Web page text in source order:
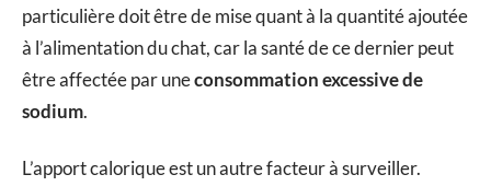
particulière doit être de mise quant à la quantité ajoutée
à l’alimentation du chat, car la santé de ce dernier peut
être affectée par uneconsommation excessive de
sodium.
L’apport calorique est un autre facteur à surveiller.